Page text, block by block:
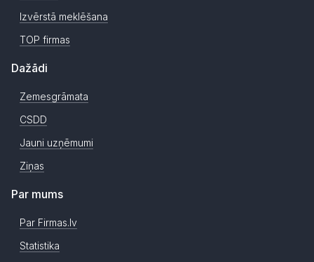
Izvērstā meklēšana
TOP firmas
Dažādi
Zemesgrāmata
CSDD
Jauni uzņēmumi
Ziņas
Par mums
Par Firmas.lv
Statistika